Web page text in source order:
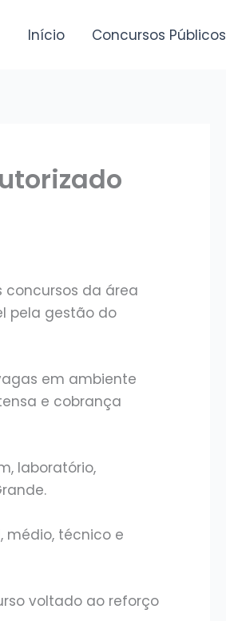
Início Concursos Públicos
concursos da área
pela gestão do
em ambiente
e cobrança
laboratório,
médio, técnico e
voltado ao reforço